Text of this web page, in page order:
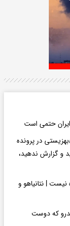
ایران حتمی است
در پرونده
و گزارش ندهید،
| نتانیاهو و
که دوست